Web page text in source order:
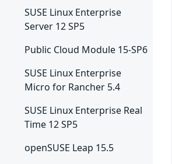
SUSE Linux Enterprise
Server 12 SP5
Public Cloud Module 15-SP6
SUSE Linux Enterprise
Micro for Rancher 5.4
SUSE Linux Enterprise Real
Time 12 SP5
openSUSE Leap 15.5